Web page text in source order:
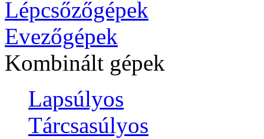
Lépcsőzőgépek
Evezőgépek
Kombinált gépek
Lapsúlyos
Tárcsasúlyos